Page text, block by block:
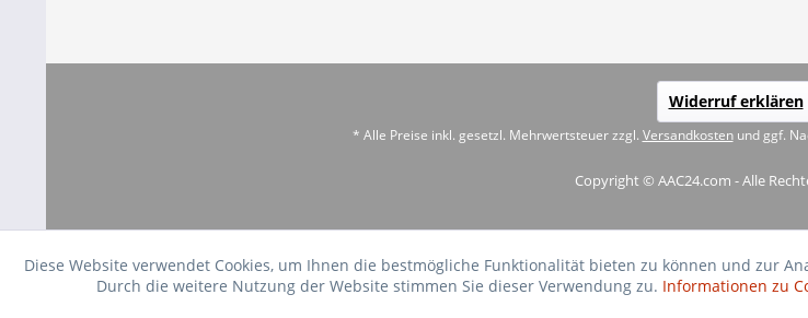
Widerruf erklären
* Alle Preise inkl. gesetzl. Mehrwertsteuer zzgl. Versandkostenund ggf.
Copyright © AAC24.com - Alle
Diese Website verwendet Cookies, um Ihnen die bestmögliche Funktionalität bieten zu können und zur
Durch die weitere Nutzung der Website stimmen Sie dieser Verwendung zu. Informationen zu